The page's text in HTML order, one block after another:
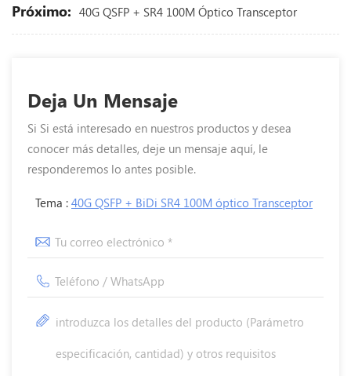
Próximo: 40G QSFP + SR4 100M Óptico Transceptor
Deja Un Mensaje
Si Si está interesado en nuestros productos y desea
conocer más detalles, deje un mensaje aquí, le
responderemos lo antes posible.
Tema : 40G QSFP + BiDi SR4 100M óptico Transceptor